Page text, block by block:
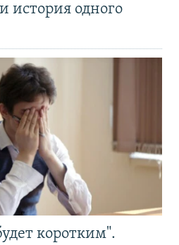
история одного
коротким".